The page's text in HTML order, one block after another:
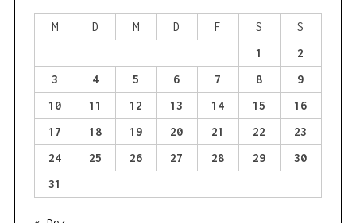
r
M D M D F S
S
1
2
3
4 5 6 7 8
9
10
11 12 13 14 15
16
17
18 19 20 21 22
23
24
25 26 27 28 29
30
31